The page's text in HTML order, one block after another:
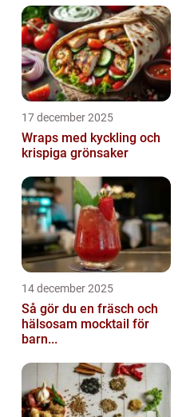
17 december 2025
Wraps med kyckling och
krispiga grönsaker
14 december 2025
Så gör du en fräsch och
hälsosam mocktail för
barn...